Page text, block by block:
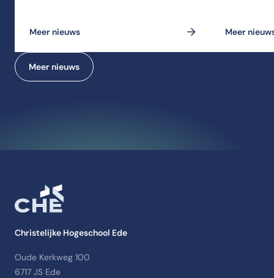
Meer nieuws Meer
Meer nieuws
Christelijke Hogeschool Ede
Oude Kerkweg 100
6717 JS Ede